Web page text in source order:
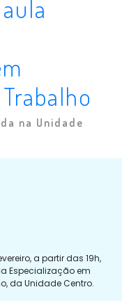
na Unidade
a partir das 19h,
Especialização em
da Unidade Centro.